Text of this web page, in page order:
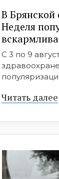
В Брянской
Неделя
С 3 по 9
Читать далее